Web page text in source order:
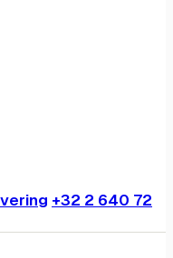
+32 2 640 72